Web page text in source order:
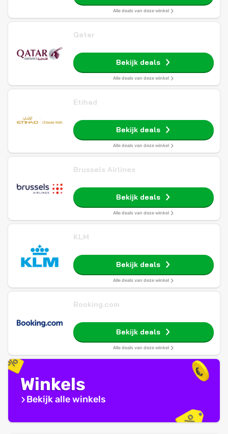
Alle deals van deze winkel
Qatar
Bekijk deals
Alle deals van deze winkel
Etihad
Bekijk deals
Alle deals van deze winkel
Brussels Airlines
Bekijk deals
Alle deals van deze winkel
KLM
Bekijk deals
Alle deals van deze winkel
Booking.com
Bekijk deals
Alle deals van deze winkel
Winkels
Bekijk alle winkels